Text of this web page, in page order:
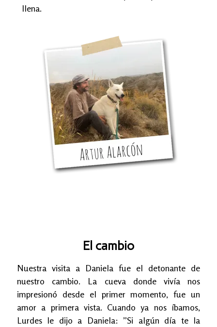
llena.
El cambio
Nuestra visita a Daniela fue el detonante de
nuestro cambio. La cueva donde vivía nos
impresionó desde el primer momento, fue un
amor a primera vista. Cuando ya nos íbamos,
Lurdes le dijo a Daniela: ”Si algún día te la